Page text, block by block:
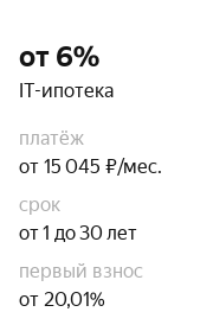
от 6%
IT-ипотека
платёж
от 15 045 ₽/мес.
срок
от 1 до 30 лет
первый взнос
от 20,01%